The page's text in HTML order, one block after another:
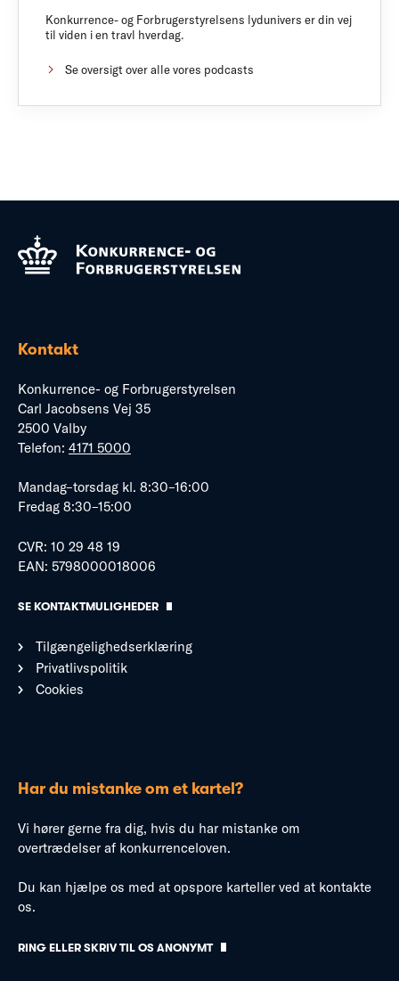
Konkurrence- og Forbrugerstyrelsens lydunivers er din vej
til viden i en travl hverdag.
Se oversigt over alle vores podcasts
Kontakt
Konkurrence- og Forbrugerstyrelsen
Carl Jacobsens Vej 35
2500 Valby
Telefon: 4171 5000
Mandag–torsdag kl. 8:30–16:00
Fredag 8:30–15:00
CVR: 10 29 48 19
EAN: 5798000018006
SE KONTAKTMULIGHEDER
Tilgængelighedserklæring
Privatlivspolitik
Cookies
Har du mistanke om et kartel?
Vi hører gerne fra dig, hvis du har mistanke om
overtrædelser af konkurrenceloven.
Du kan hjælpe os med at opspore karteller ved at kontakte
os.
RING ELLER SKRIV TIL OS ANONYMT